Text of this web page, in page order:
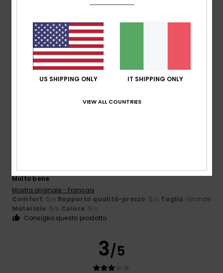
Melinda24. giugno 2026
Colore stupendo, tessuto leggero e delicato, le maniche
sono però un po’ corte
Mostra originale - Dutch
Materiale: 5/5 Colore: 5/5
Béatrice1. giugno 2026
Acquisto verificato
Molto bene
Mostra originale - Français
Comfort: 5/5 Rapporto qualità-prezzo: 5/5 Taglia: Grande
Materiale: 5/5 Colore: 5/5
Consiglio questo prodotto
3/5
US SHIPPING ONLY IT SHIPPING ONLY
VIEW ALL COUNTRIES